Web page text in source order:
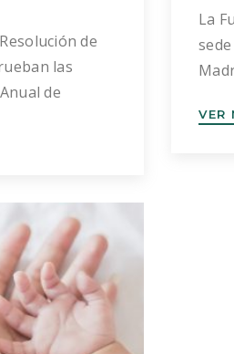
de
las
de
el Boletín
La
VER